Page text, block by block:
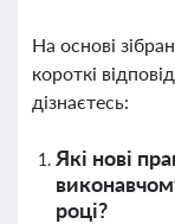
На основі
короткі
дізнаєтесь:
Які нові
році?